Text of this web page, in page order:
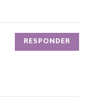
RESPONDER